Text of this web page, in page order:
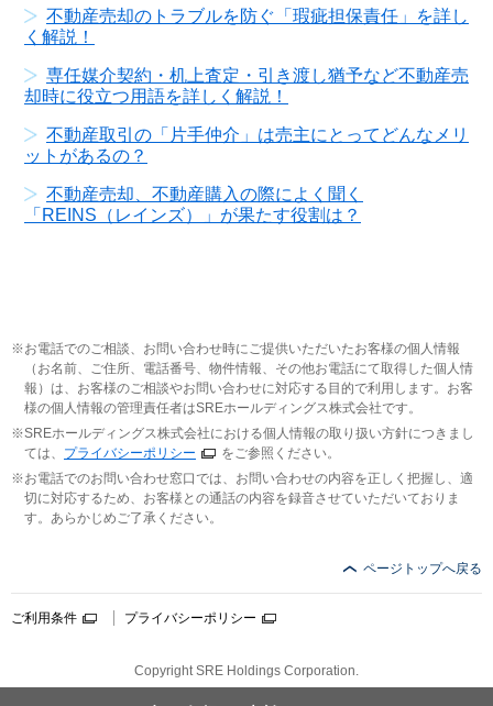
不動産売却のトラブルを防ぐ「瑕疵担保責任」を詳し
く解説！
専任媒介契約・机上査定・引き渡し猶予など不動産売
却時に役立つ用語を詳しく解説！
不動産取引の「片手仲介」は売主にとってどんなメリ
ットがあるの？
不動産売却、不動産購入の際によく聞く
「REINS（レインズ）」が果たす役割は？
お電話でのご相談、お問い合わせ時にご提供いただいたお客様の個人情報
（お名前、ご住所、電話番号、物件情報、その他お電話にて取得した個人情
報）は、お客様のご相談やお問い合わせに対応する目的で利用します。お客
様の個人情報の管理責任者はSREホールディングス株式会社です。
SREホールディングス株式会社における個人情報の取り扱い方針につきまし
ては、 プライバシーポリシー
をご参照ください。
お電話でのお問い合わせ窓口では、お問い合わせの内容を正しく把握し、適
切に対応するため、お客様との通話の内容を録音させていただいておりま
す。あらかじめご了承ください。
ページトップへ戻る
ご利用条件 プライバシーポリシー
Copyright SRE Holdings Corporation.